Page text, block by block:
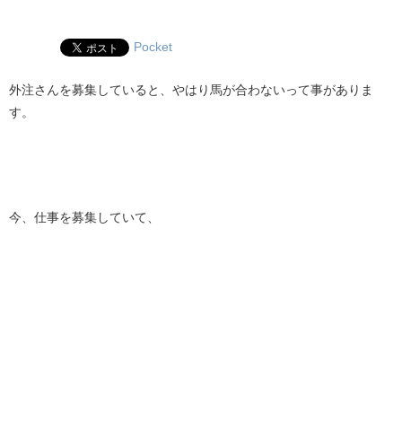
Pocket
外注さんを募集していると、やはり馬が合わないって事がありま
す。
今、仕事を募集していて、